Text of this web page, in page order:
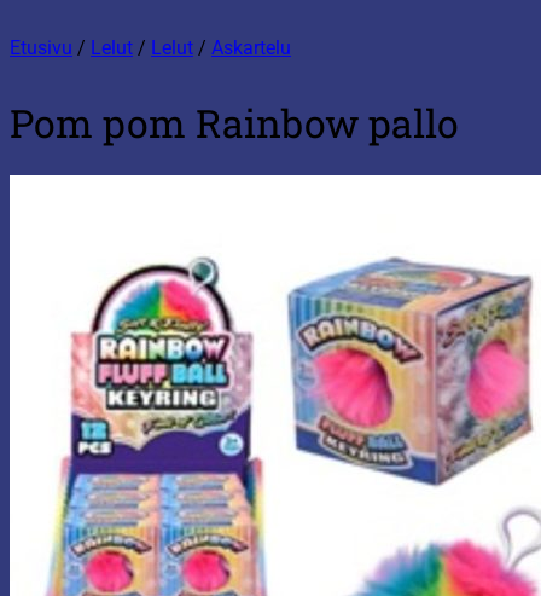
Etusivu / Lelut / Lelut / Askartelu
Pom pom Rainbow pallo